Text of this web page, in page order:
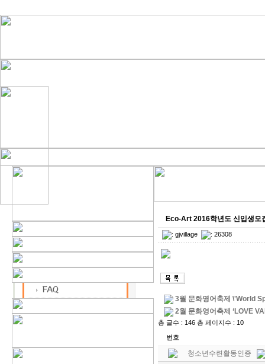
Eco-Art 2016학년도 신입생모
: gjvillage : 26308
3월 문화영어축제 \'World
2월 문화영어축제 ‘LOVE
총 글수 : 146 총 페이지수 : 10
번호
청소년수련활동인증